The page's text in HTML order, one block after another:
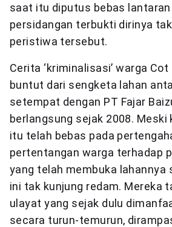
saat itu diputus bebas lantaran
persidangan terbukti dirinya
peristiwa tersebut.
Cerita ‘kriminalisasi’ warga
buntut dari sengketa lahan
setempat dengan PT Fajar
berlangsung sejak 2008. Meski
itu telah bebas pada
pertentangan warga terhadap
yang telah membuka lahannya
ini tak kunjung redam. Mereka
ulayat yang sejak dulu
secara turun-temurun,